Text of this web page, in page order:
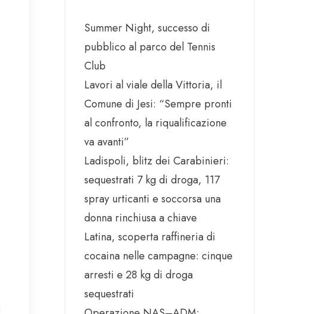
Summer Night, successo di
pubblico al parco del Tennis
Club
Lavori al viale della Vittoria, il
Comune di Jesi: “Sempre pronti
al confronto, la riqualificazione
va avanti”
Ladispoli, blitz dei Carabinieri:
sequestrati 7 kg di droga, 117
spray urticanti e soccorsa una
donna rinchiusa a chiave
Latina, scoperta raffineria di
cocaina nelle campagne: cinque
arresti e 28 kg di droga
sequestrati